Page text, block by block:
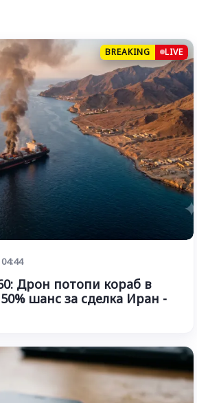
BREAKING LIVE
Дрон потопи кораб в
шанс за сделка Иран -